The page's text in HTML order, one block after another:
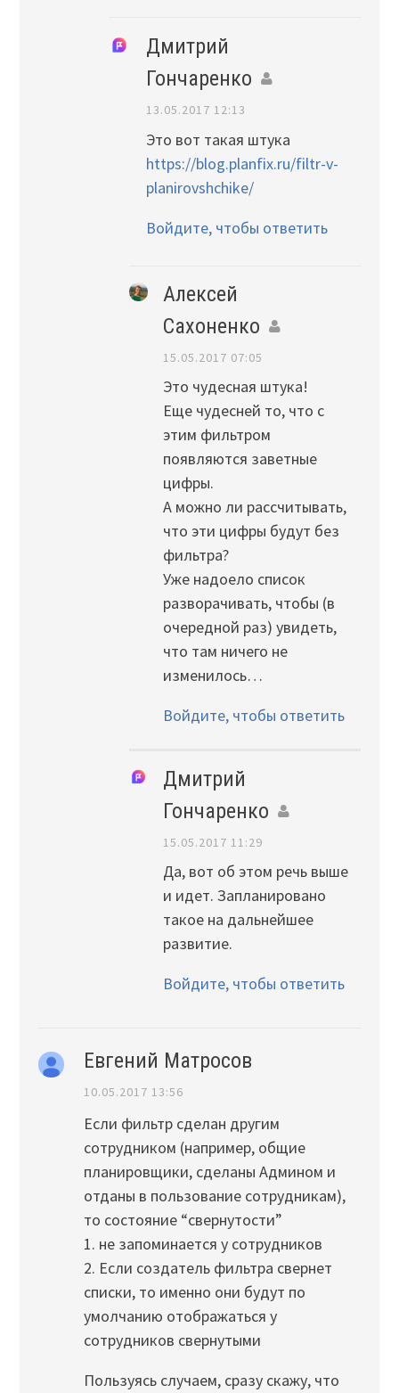
Дмитрий
Гончаренко
13.05.2017 12:13
Это вот такая штука
https://blog.planfix.ru/filtr-v-
planirovshchike/
Войдите, чтобы ответить
Алексей
Сахоненко
15.05.2017 07:05
Это чудесная штука!
Еще чудесней то, что с
этим фильтром
появляются заветные
цифры.
А можно ли рассчитывать,
что эти цифры будут без
фильтра?
Уже надоело список
разворачивать, чтобы (в
очередной раз) увидеть,
что там ничего не
изменилось…
Войдите, чтобы ответить
Дмитрий
Гончаренко
15.05.2017 11:29
Да, вот об этом речь выше
и идет. Запланировано
такое на дальнейшее
развитие.
Войдите, чтобы ответить
Евгений Матросов
10.05.2017 13:56
Если фильтр сделан другим
сотрудником (например, общие
планировщики, сделаны Админом и
отданы в пользование сотрудникам),
то состояние “свернутости”
1. не запоминается у сотрудников
2. Если создатель фильтра свернет
списки, то именно они будут по
умолчанию отображаться у
сотрудников свернутыми
Пользуясь случаем, сразу скажу, что